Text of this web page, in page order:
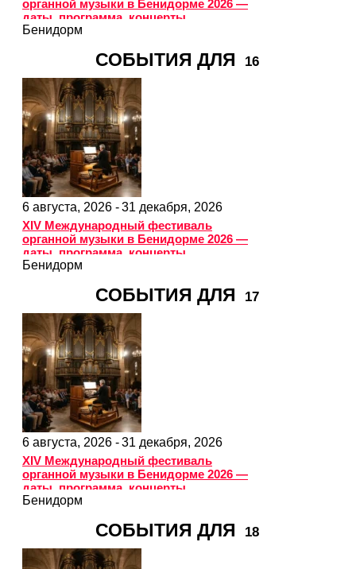
органной музыки в Бенидорме 2026 —
даты, программа, концерты
Бенидорм
СОБЫТИЯ ДЛЯ 16
6 августа, 2026 -31 декабря, 2026
XIV Международный фестиваль
органной музыки в Бенидорме 2026 —
даты, программа, концерты
Бенидорм
СОБЫТИЯ ДЛЯ 17
6 августа, 2026 -31 декабря, 2026
XIV Международный фестиваль
органной музыки в Бенидорме 2026 —
даты, программа, концерты
Бенидорм
СОБЫТИЯ ДЛЯ 18